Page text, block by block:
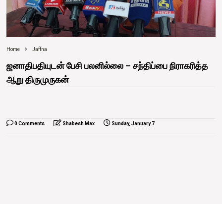
Home Jaffna
ஜனாதிபதியுடன் பேசி பலனில்லை – சந்திப்பை நிராகரித்த
ஆறு திருமுருகன்
0 Comments Shabesh Max Sunday, January 7